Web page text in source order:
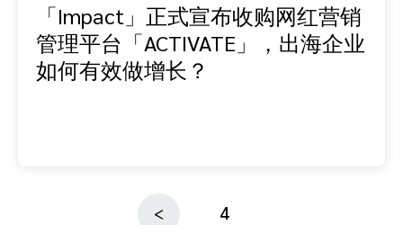
「Impact」正式宣布收购网红营销
管理平台「ACTIVATE」，出海企业
如何有效做增长？
< 4